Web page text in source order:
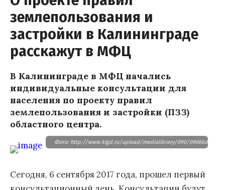
землепользования и
застройки в Калининграде
расскажут в МФЦ
В Калининграде в МФЦ начались
индивидуальные консультации для
населения по проекту правил
землепользования и застройки (ПЗЗ)
областного центра.
Фото: http://www.klgd.ru/upload/medialibrary/090/
Сегодня, 6 сентября 2017 года, прошел первый